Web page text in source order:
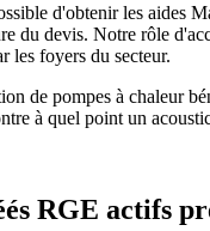
d'obtenir les aides
du devis. Notre rôle
les foyers du secteur.
de pompes à chaleur
à quel point un
RGE actifs